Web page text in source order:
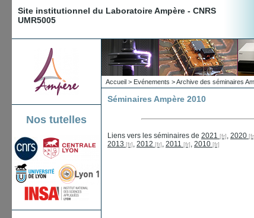
Site institutionnel du Laboratoire Ampère - CNRS
UMR5005
Nos tutelles
Accueil > Evénements >Archive des séminaires
Séminaires Ampère 2010
Liens vers les séminaires de 2021 , 2020
2013
, 2012 , 2011 , 2010